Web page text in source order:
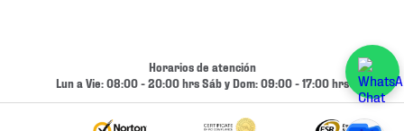
Cambios y Devoluciones
Horarios de atención
Lun a Vie: 08:00 - 20:00 hrs Sáb y Dom: 09:00 - 17:00 hrs